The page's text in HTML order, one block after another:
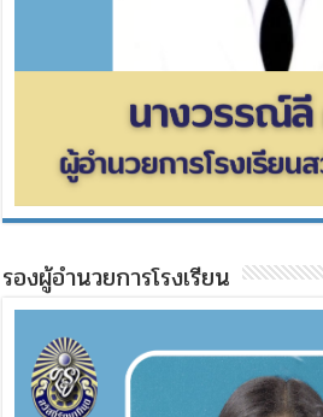
รองผู้อำนวยการโรงเรียน